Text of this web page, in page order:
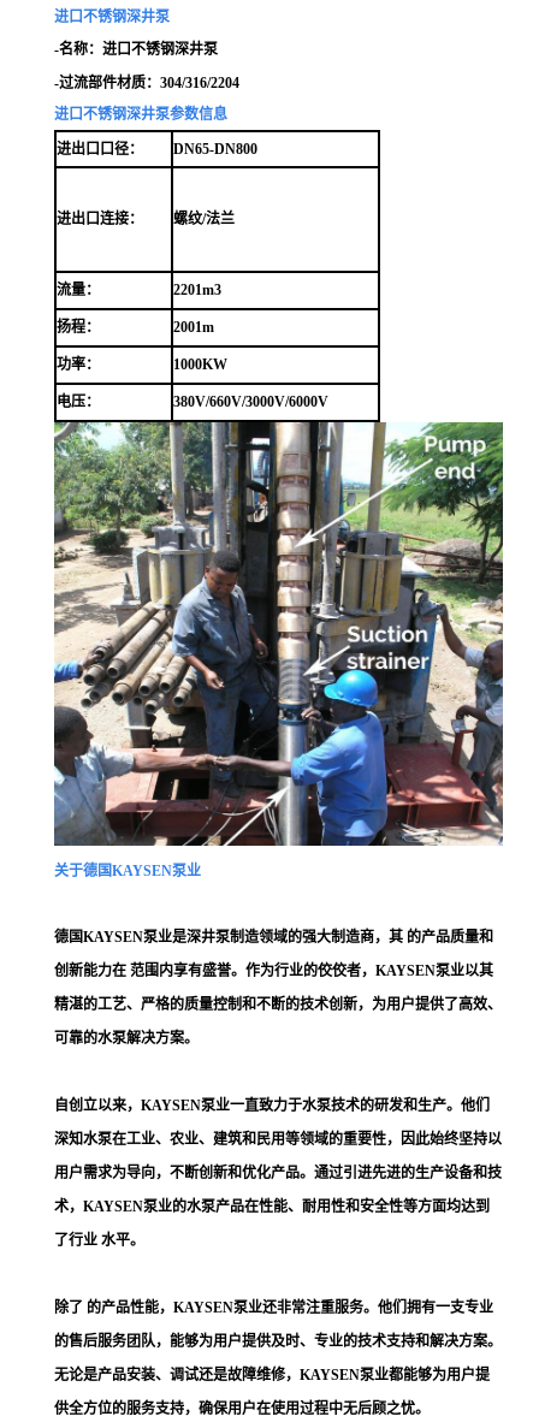
进口不锈钢深井泵
-名称：进口不锈钢深井泵
-过流部件材质：304/316/2204
进口不锈钢深井泵参数信息
进出口口径： DN65-DN800
进出口连接： 螺纹/法兰
流量： 2201m3
扬程： 2001m
功率： 1000KW
电压： 380V/660V/3000V/6000V
关于德国KAYSEN泵业
德国KAYSEN泵业是深井泵制造领域的强大制造商，其 的产品质量和
创新能力在 范围内享有盛誉。作为行业的佼佼者， KAYSEN泵业以其
精湛的工艺、严格的质量控制和不断的技术创新，为用户提供了高效、
可靠的水泵解决方案。
自创立以来， KAYSEN泵业一直致力于水泵技术的研发和生产。他们
深知水泵在工业、农业、建筑和民用等领域的重要性，因此始终坚持以
用户需求为导向，不断创新和优化产品。通过引进先进的生产设备和技
术，KAYSEN泵业的水泵产品在性能、耐用性和安全性等方面均达到
了行业 水平。
除了 的产品性能， KAYSEN泵业还非常注重服务。他们拥有一支专业
的售后服务团队，能够为用户提供及时、专业的技术支持和解决方案。
无论是产品安装、调试还是故障维修，KAYSEN泵业都能够为用户提
供全方位的服务支持，确保用户在使用过程中无后顾之忧。